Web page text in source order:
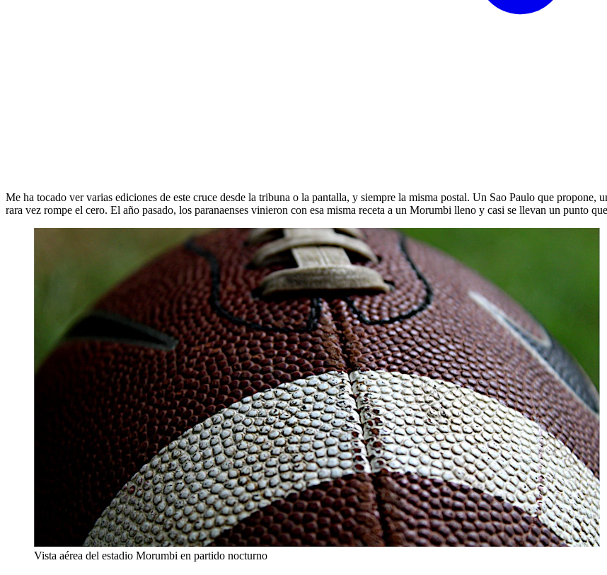
Me ha tocado ver varias ediciones de este cruce desde la tribuna o la pantalla, y siempre la misma postal. Un Sao Paulo que
rara vez rompe el cero. El año pasado, los paranaenses vinieron con esa misma receta a un Morumbi lleno y casi se llevan un punto
Vista aérea del estadio Morumbi en partido nocturno